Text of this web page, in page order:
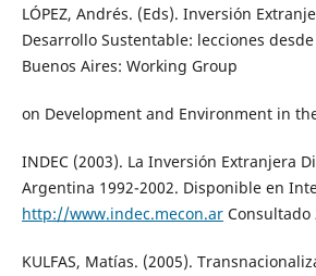
LÓPEZ, Andrés. (Eds). Inversión
Desarrollo Sustentable: lecciones
Buenos Aires: Working Group
on Development and Environment in
INDEC (2003). La Inversión Extranjera
Argentina 1992-2002. Disponible en
http://www.indec.mecon.arConsultado
KULFAS, Matías. (2005).